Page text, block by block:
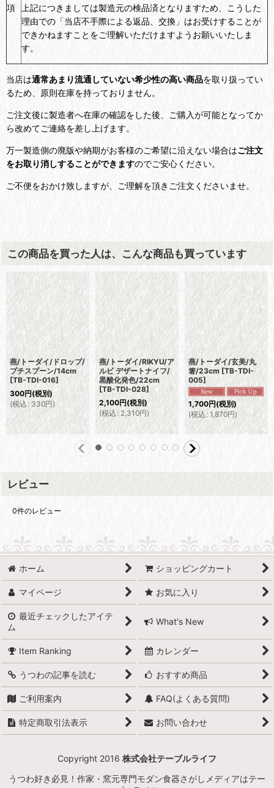
項
上記につきましては製造元の検品済となりますため、こうした
理由での「当店不手際による返品、交換」はお受けすることが
できかねますことをご理解いただけますようお願いいたしま
す。
当店は通常あまり流通していない希少性の高い商品を取り扱ってい
るため、原則在庫を持っておりません。
ご注文後に製造者へ在庫の確認をした後、ご購入が可能となってか
ら改めてご連絡を差し上げます。
万一製造側の廃版や納期がお客様のご希望に沿えない場合はご注文
をお取り消しすることができますのでご安心ください。
ご不便をおかけ致しますが、ご理解を頂きご注文くださいませ。
この商品を買った人は、こんな商品も買っています
燕/トーダイ/ドロップ/
プチスプーン/14cm
[TB-TDI-016]
300円(税別)
(税込 : 330円)
燕/トーダイ/RIKYU/ア
ルビ デザートナイフ/
黒酸化発色/22cm
[TB-TDI-028]
2,100円(税別)
(税込 : 2,310円)
燕/トーダイ/玄美/丸
箸/23cm [TB-TDI-
005]
1,700円(税別)
(税込 : 1,870円)
レビュー
0件のレビュー
ホーム ショッピングカート
マイページ お気に入り
最近チェックしたアイテ
ム
What's New
Item Ranking カレンダー
うつわの記事を読む おすすめ商品
ご利用案内 FAQ(よくある質問)
特定商取引法表示 お問い合わせ
Copyright 2016 株式会社テーブルライフ
うつわ好き必見！作家・窯元専門モダン食器さがしメディアはテー